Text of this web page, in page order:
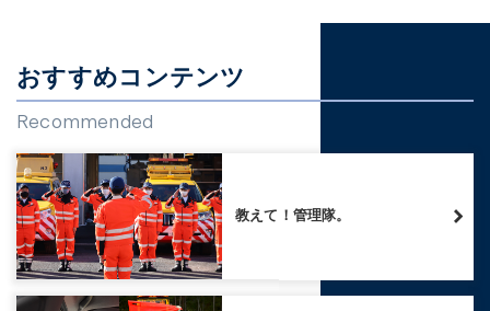
おすすめコンテンツ
Recommended
教えて！管理隊。